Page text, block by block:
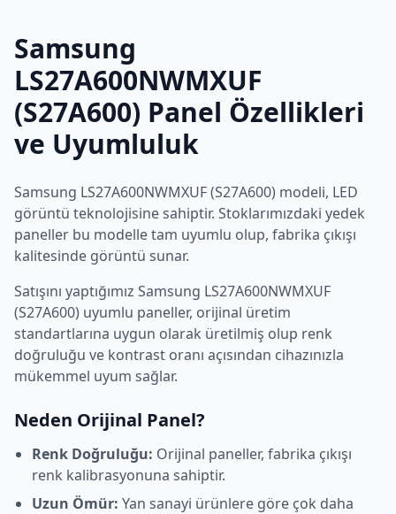
Samsung
LS27A600NWMXUF
(S27A600) Panel Özellikleri
ve Uyumluluk
Samsung LS27A600NWMXUF (S27A600) modeli, LED
görüntü teknolojisine sahiptir. Stoklarımızdaki yedek
paneller bu modelle tam uyumlu olup, fabrika çıkışı
kalitesinde görüntü sunar.
Satışını yaptığımız Samsung LS27A600NWMXUF
(S27A600) uyumlu paneller, orijinal üretim
standartlarına uygun olarak üretilmiş olup renk
doğruluğu ve kontrast oranı açısından cihazınızla
mükemmel uyum sağlar.
Neden Orijinal Panel?
Renk Doğruluğu: Orijinal paneller, fabrika çıkışı
renk kalibrasyonuna sahiptir.
Uzun Ömür: Yan sanayi ürünlere göre çok daha